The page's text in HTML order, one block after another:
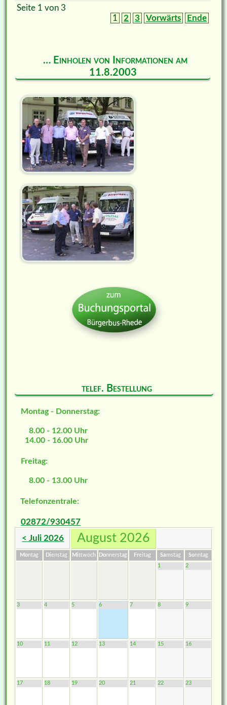
Seite 1 von 3
1
2 3 Vorwärts Ende
… Einholen von Informationen am
11.8.2003
telef. Bestellung
Montag - Donnerstag:
8.00 - 12.00 Uhr
14.00 - 16.00 Uhr
Freitag:
8.00 - 13.00 Uhr
Telefonzentrale:
02872/930457
< Juli 2026 August 2026
Montag Dienstag Mittwoch Donnerstag Freitag Samstag Sonntag
1
2
3 4 5 6 7 8 9
10 11 12 13 14 15 16
17 18 19 20 21 22 23